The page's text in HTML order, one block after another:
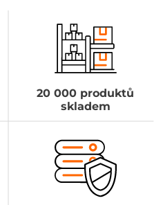
20 000 produktů
skladem